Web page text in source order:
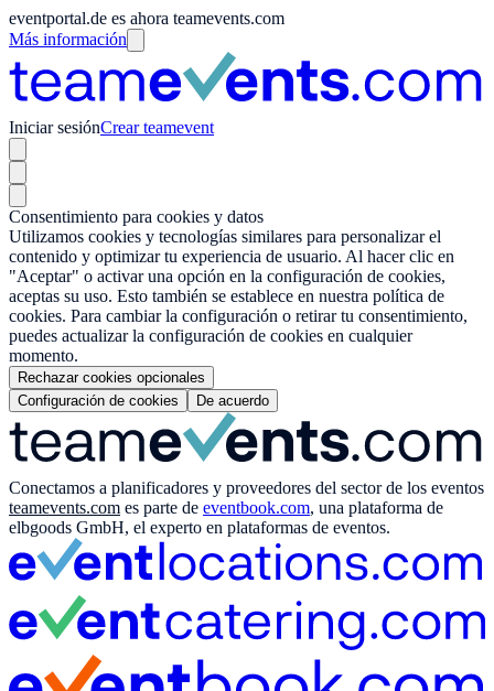
eventportal.de es ahora teamevents.com
Más información
Iniciar sesiónCrear teamevent
Consentimiento para cookies y datos
Utilizamos cookies y tecnologías similares para personalizar el
contenido y optimizar tu experiencia de usuario. Al hacer clic en
"Aceptar" o activar una opción en la configuración de cookies,
aceptas su uso. Esto también se establece en nuestra política de
cookies. Para cambiar la configuración o retirar tu consentimiento,
puedes actualizar la configuración de cookies en cualquier
momento.
Rechazar cookies opcionales
Configuración de cookies
De acuerdo
Conectamos a planificadores y proveedores del sector de los eventos
teamevents.com es parte de eventbook.com, una plataforma de
elbgoods GmbH, el experto en plataformas de eventos.